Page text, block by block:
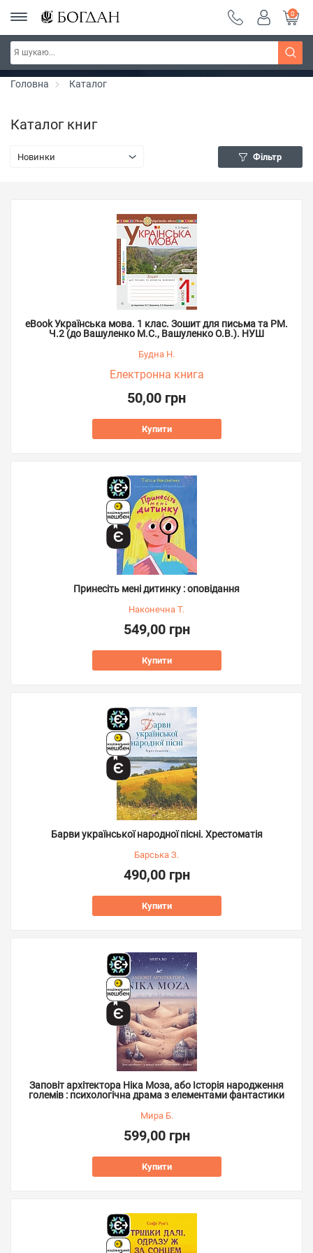
РОЗПРОДАЖ ~ 150 грн ~ 200 грн ~ 250 грн ~
300 грн ~ РОЗПРОДАЖ
Дізнатись більше
0
Головна Каталог
Каталог книг
Новинки Фільтр
eBook Українська мова. 1 клас. Зошит для письма та РМ.
Ч.2 (до Вашуленко М.С., Вашуленко О.В.). НУШ
Будна Н.
Електронна книга
50,00 грн
Купити
Принесіть мені дитинку : оповідання
Наконечна Т.
549,00 грн
Купити
Барви української народної пісні. Хрестоматія
Барська З.
490,00 грн
Купити
Заповіт архітектора Ніка Моза, або Історія народження
големів : психологічна драма з елементами фантастики
Мира Б.
599,00 грн
Купити